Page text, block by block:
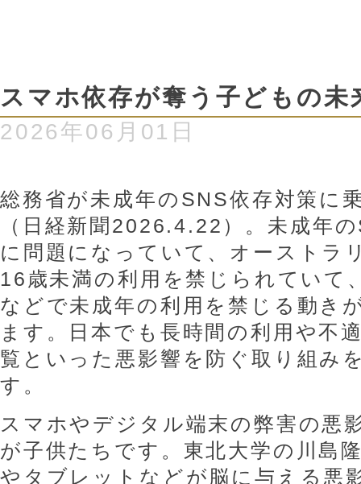
スマホ依存が奪う子どもの未
2026年06月01日
総務省が未成年のSNS依存対策に
（日経新聞2026.4.22）。未成年
に問題になっていて、オーストラ
16歳未満の利用を禁じられていて
などで未成年の利用を禁じる動き
ます。日本でも長時間の利用や不
覧といった悪影響を防ぐ取り組み
す。
スマホやデジタル端末の弊害の悪
が子供たちです。東北大学の川島
やタブレットなどが脳に与える悪